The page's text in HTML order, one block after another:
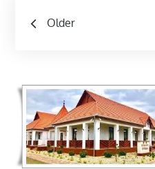
Bejegyzés
Older